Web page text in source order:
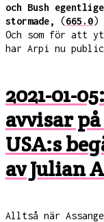
och Bush
stormade,
(665.0)
Och som för att
har Arpi nu
2021-01-
avvisar
USA:s
av Julian
Alltså när